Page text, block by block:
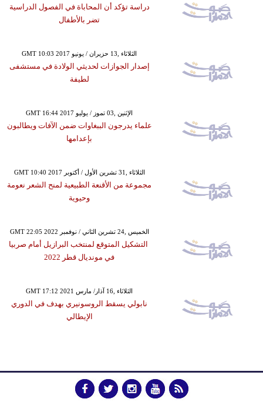
دراسة تؤكد أن المحاباة في الفصول الدراسية
تضر بالأطفال
GMT 10:03 2017 الثلاثاء ,13 حزيران / يونيو
إصدار الجوازات لحديثي الولادة في مستشفى
لطيفة
GMT 16:44 2017 الإثنين ,03 تموز / يوليو
علماء يدرجون الببغاوات ضمن الآفات ويطالبون
بإعدامها
GMT 10:40 2017 الثلاثاء ,31 تشرين الأول / أكتوبر
مجموعة من الأقنعة الطبيعية لمنح الشعر نعومة
وحيوية
GMT 22:05 2022 الخميس ,24 تشرين الثاني / نوفمبر
التشكيل المتوقع لمنتخب البرازيل أمام صربيا
في مونديال قطر 2022
GMT 17:12 2021 الثلاثاء ,16 آذار/ مارس
نابولي يسقط الروسونيري بهدف في الدوري
الإيطالي